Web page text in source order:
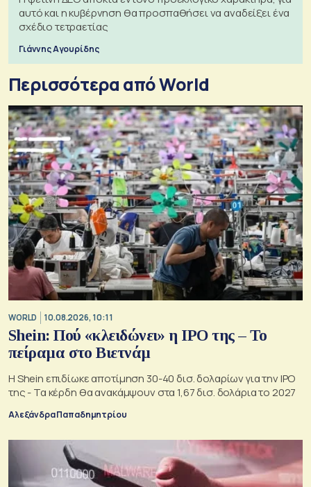
αυτό και η κυβέρνηση θα προσπαθήσει να αναδείξει ένα
σχέδιο τετραετίας
Γιάννης Αγουρίδης
Περισσότερα από World
WORLD 10.08.2026, 10:11
Shein: Πού «κλειδώνει» η IPO της – Το
πείραμα στο Βιετνάμ
Η Shein επιδίωκε αποτίμηση 30-40 δισ. δολαρίων για την IPO
της - Τα κέρδη θα ανακάμψουν στα 1,67 δισ. δολάρια το 2027
Αλεξάνδρα Παπαδημητρίου